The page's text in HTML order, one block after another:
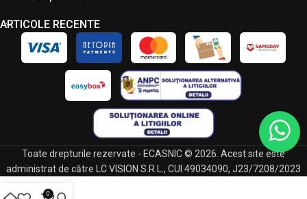
ARTICOLE RECENTE
Toate drepturile rezervate - ECASNIC © 2026. Acest site este
administrat de către LC VISION S.R.L., CUI 49034090, J23/7208/2023
0